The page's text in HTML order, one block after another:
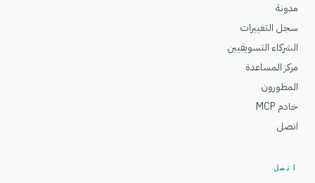
مدونة
سجل التغييرات
الشركاء التسويقيين
مركز المساعدة
المطورون
خادم MCP
اتصل
اتصل